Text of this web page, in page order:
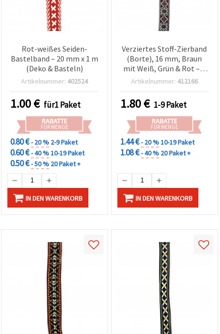
Rot-weißes Seiden-
Bastelband – 20 mm x 1 m
(Deko & Basteln)
Artikelnummer: 402524
1.00€ für1 Paket
RABATTE
FÜR MENGE
0.80 €- 20 % 2-9 Paket
0.60 €- 40 %10-19 Paket
0.50 €- 50 % 20 Paket +
IN DEN WARENKORB
Verziertes Stoff-Zierband
(Borte), 16 mm, Braun
mit Weiß, Grün & Rot – 5
m
Artikelnummer: 412166
1.80€ 1-9 Paket
RABATTE
FÜR MENGE
1.44 €- 20 %10-19 Paket
1.08 €- 40 % 20 Paket +
IN DEN WARENKORB